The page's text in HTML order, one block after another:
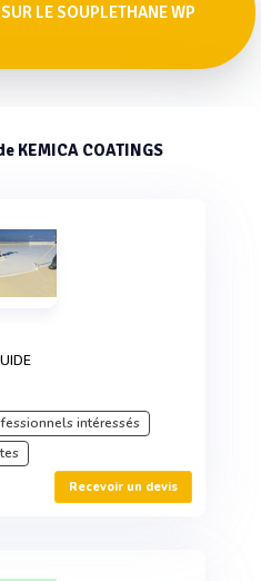
LE SOUPLETHANE WP
KEMICA COATINGS
intéressés
Recevoir un devis